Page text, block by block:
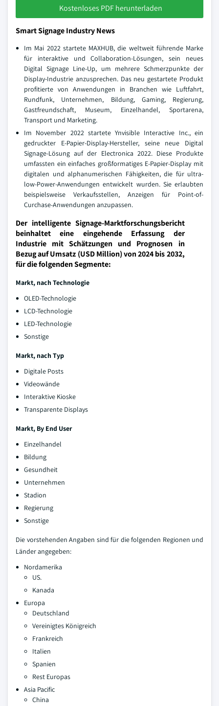
Kostenloses PDF herunterladen
Smart Signage Industry News
Im Mai 2022 startete MAXHUB, die weltweit führende Marke
für interaktive und Collaboration-Lösungen, sein neues
Digital Signage Line-Up, um mehrere Schmerzpunkte der
Display-Industrie anzusprechen. Das neu gestartete Produkt
profitierte von Anwendungen in Branchen wie Luftfahrt,
Rundfunk, Unternehmen, Bildung, Gaming, Regierung,
Gastfreundschaft, Museum, Einzelhandel, Sportarena,
Transport und Marketing.
Im November 2022 startete Ynvisible Interactive Inc., ein
gedruckter E-Papier-Display-Hersteller, seine neue Digital
Signage-Lösung auf der Electronica 2022. Diese Produkte
umfassten ein einfaches großformatiges E-Papier-Display mit
digitalen und alphanumerischen Fähigkeiten, die für ultra-
low-Power-Anwendungen entwickelt wurden. Sie erlaubten
beispielsweise Verkaufsstellen, Anzeigen für Point-of-
Curchase-Anwendungen anzupassen.
Der intelligente Signage-Marktforschungsbericht
beinhaltet eine eingehende Erfassung der
Industrie mit Schätzungen und Prognosen in
Bezug auf Umsatz (USD Million) von 2024 bis 2032,
für die folgenden Segmente:
Markt, nach Technologie
OLED-Technologie
LCD-Technologie
LED-Technologie
Sonstige
Markt, nach Typ
Digitale Posts
Videowände
Interaktive Kioske
Transparente Displays
Markt, By End User
Einzelhandel
Bildung
Gesundheit
Unternehmen
Stadion
Regierung
Sonstige
Die vorstehenden Angaben sind für die folgenden Regionen und
Länder angegeben:
Nordamerika
US.
Kanada
Europa
Deutschland
Vereinigtes Königreich
Frankreich
Italien
Spanien
Rest Europas
Asia Pacific
China